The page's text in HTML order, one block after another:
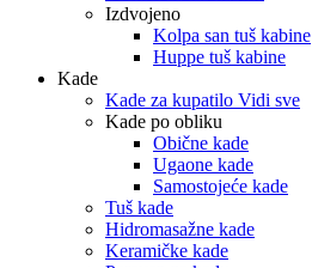
Izdvojeno
Kolpa san tuš kabine
Huppe tuš kabine
Kade
Kade za kupatilo Vidi sve
Kade po obliku
Obične kade
Ugaone kade
Samostojeće kade
Tuš kade
Hidromasažne kade
Keramičke kade